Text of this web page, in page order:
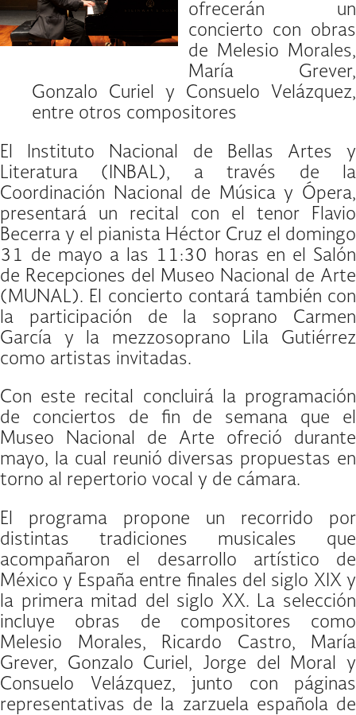
ofrecerán un
concierto con obras
de Melesio Morales,
María Grever,
Gonzalo Curiel y Consuelo Velázquez,
entre otros compositores
El Instituto Nacional de Bellas Artes y
Literatura (INBAL), a través de la
Coordinación Nacional de Música y Ópera,
presentará un recital con el tenor Flavio
Becerra y el pianista Héctor Cruz el domingo
31 de mayo a las 11:30 horas en el Salón
de Recepciones del Museo Nacional de Arte
(MUNAL). El concierto contará también con
la participación de la soprano Carmen
García y la mezzosoprano Lila Gutiérrez
como artistas invitadas.
Con este recital concluirá la programación
de conciertos de fin de semana que el
Museo Nacional de Arte ofreció durante
mayo, la cual reunió diversas propuestas en
torno al repertorio vocal y de cámara.
El programa propone un recorrido por
distintas tradiciones musicales que
acompañaron el desarrollo artístico de
México y España entre finales del siglo XIX y
la primera mitad del siglo XX. La selección
incluye obras de compositores como
Melesio Morales, Ricardo Castro, María
Grever, Gonzalo Curiel, Jorge del Moral y
Consuelo Velázquez, junto con páginas
representativas de la zarzuela española de